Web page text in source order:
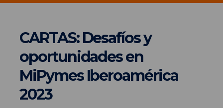
CARTAS: Desafíos y
oportunidades en
MiPymes Iberoamérica
2023